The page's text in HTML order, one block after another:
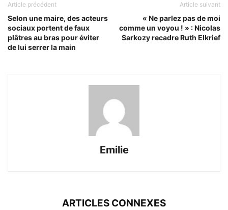
Article précédent
Selon une maire, des acteurs
sociaux portent de faux
plâtres au bras pour éviter
de lui serrer la main
Article suivant
« Ne parlez pas de moi
comme un voyou ! » : Nicolas
Sarkozy recadre Ruth Elkrief
Emilie
ARTICLES CONNEXES